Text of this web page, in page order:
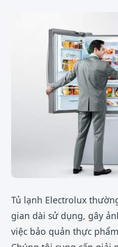
Tủ lạnh Electrolux
gian dài sử dụng, gây
việc bảo quản thực